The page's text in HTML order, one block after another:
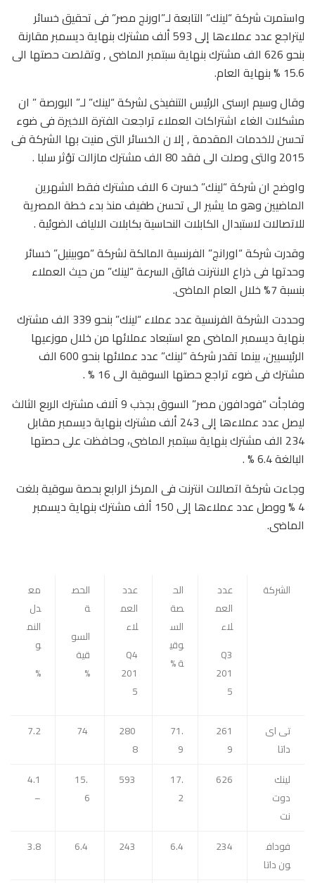
واستمرت شركة “لينك” التابعة لـ”اورنج مصر” فى تحقيق خسائر
ليتراجع عدد عملاءها إلى 593 ألف مشترك بنهاية ديسمبر مقارنة
بنحو 626 الف مشترك بنهاية سبتمبر الماضى , وتقلصت حصتها الى
15.6 % بنهاية العام.
وقال وسيم ارسنى الرئيس التنفيذى لشركة “لينك” لـ” البورصة ” ان
مشكلات الغاء اشتراكات العملاء تراجعت الفترة الاخيرة فى ضوء
تحسن للخدمات المقدمة , إلا ن الخسائر التى منيت بها الشركة فى
2015 والتى وصلت الى فقد 80 الف مشترك مازالت تؤثر سلبا .
واوضح ان شركة “لينك” خسرت 6 الاف مشترك فقط الشهرين
الماضيين وهو ما يشير الى تحسن طفيف منذ بدء خطة المصرية
للاتصالات لاستبدال الكابلات النحاسية بكابلات الالياف الضوئية .
وقدرت شركة “اورانج” الفرنسية المالكة لشركة “موبينيل” خسائر
وحدتها فى ذراع الانترنت فائق السرعة “لينك” من حيث العملاء
بنسبة 7% خلال العام الماضى.
وحددت الشركة الفرنسية عدد عملاء “لينك” بنحو 339 الف مشترك
بنهاية ديسمبر الماضى مع استبعاد عملائها من خلال موزعيها
الرئيسيين، بينما تقدر شركة “لينك” عدد عملائها بنحو 600 الف
مشترك فى ضوء تراجع حصتها السوقية الى 16 % .
وفاجأت “فودافون مصر” السوق بجذب 9 آلاف مشترك الربع الثالث
ليصل عدد عملاءها إلى 243 ألف مشترك بنهاية ديسمبر مقابل
234 الف مشترك بنهاية سبتمبر الماضى، وحافظت على حصتها
البالغة 6.4 % .
وجاءت شركة اتصالات انترنت فى المركز الرابع بحصة سوقية بلغت
4 % ووصل عدد عملاءها إلى 150 ألف مشترك بنهاية ديسمبر
الماضى.
الشركة
عدد
العم
لاء
Q3
201
5
الح
صة
الس
وقي
ة %
عدد
العم
لاء
Q4
201
5
الحص
ة
السو
قية
%
مع
دل
النم
و
%
تى اى
داتا
261
9
71.
9
280
8
7.2
لينك
دوت
نت
626
17.
2
15.
6
4.1
–
فوداف
ون داتا
234
6.4
3.8